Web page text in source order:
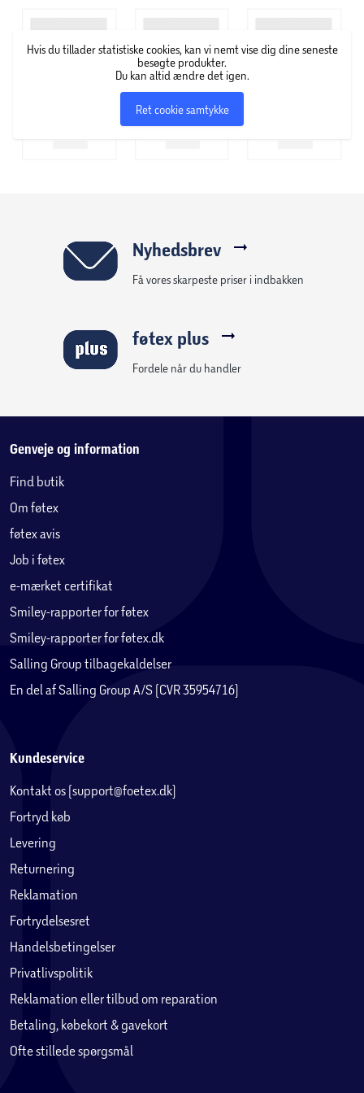
barbering. Gillette står blandt andet for mærkerne Labs,
King C. Gillette, Venus og Satin Care.
Hvis du tillader statistiske cookies, kan vi nemt vise dig dine seneste
besøgte produkter.
Du kan altid ændre det igen.
Ret cookie samtykke
Nyhedsbrev
Få vores skarpeste priser i indbakken
føtex plus
Fordele når du handler
Genveje og information
Find butik
Om føtex
føtex avis
Job i føtex
e-mærket certifikat
Smiley-rapporter for føtex
Smiley-rapporter for føtex.dk
Salling Group tilbagekaldelser
En del af Salling Group A/S (CVR 35954716)
Kundeservice
Kontakt os (support@foetex.dk)
Fortryd køb
Levering
Returnering
Reklamation
Fortrydelsesret
Handelsbetingelser
Privatlivspolitik
Reklamation eller tilbud om reparation
Betaling, købekort & gavekort
Ofte stillede spørgsmål